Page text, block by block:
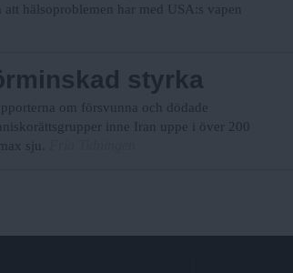
hälsoproblemen har med USA:s vapen
styrka
om försvunna och dödade
inne Iran uppe i över 200
sju.